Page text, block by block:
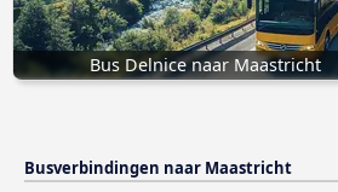
Bus Delnice naar Maastricht
Busverbindingen naar Maastricht